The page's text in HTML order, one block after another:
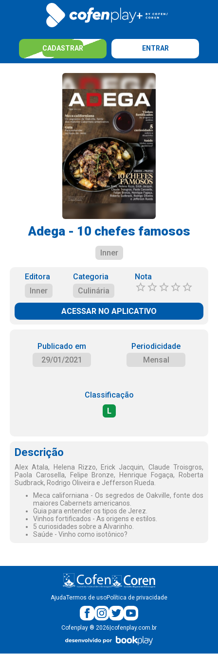
CADASTRAR ENTRAR
Adega - 10 chefes famosos
Inner
Editora
Inner
Categoria
Culinária
Nota
ACESSAR NO APLICATIVO
Publicado em
29/01/2021
Periodicidade
Mensal
Classificação
L
Descrição
Alex Atala, Helena Rizzo, Erick Jacquin, Claude Troisgros,
Paola Carosella, Felipe Bronze, Henrique Fogaça, Roberta
Sudbrack, Rodrigo Oliveira e Jefferson Rueda.
Meca californiana - Os segredos de Oakville, fonte dos
maiores Cabernets americanos.
Guia para entender os tipos de Jerez.
Vinhos fortificados - As origens e estilos.
5 curiosidades sobre a Alvarinho.
Saúde - Vinho como isotônico?
AjudaTermos de usoPolítica de privacidade
Cofenplay ® 2026 cofenplay.com.br